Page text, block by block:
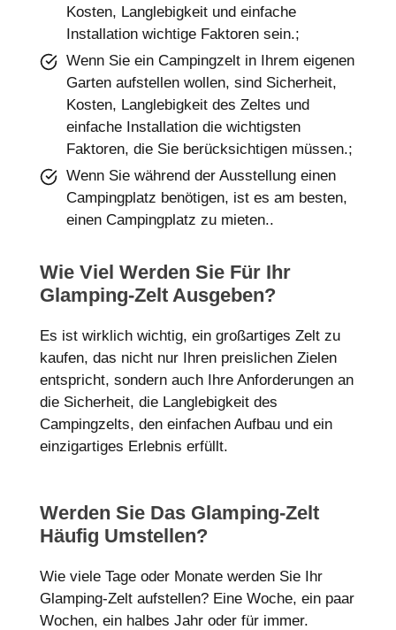
Kosten, Langlebigkeit und einfache
Installation wichtige Faktoren sein.;
Wenn Sie ein Campingzelt in Ihrem eigenen
Garten aufstellen wollen, sind Sicherheit,
Kosten, Langlebigkeit des Zeltes und
einfache Installation die wichtigsten
Faktoren, die Sie berücksichtigen müssen.;
Wenn Sie während der Ausstellung einen
Campingplatz benötigen, ist es am besten,
einen Campingplatz zu mieten..
Wie Viel Werden Sie Für Ihr
Glamping-Zelt Ausgeben?
Es ist wirklich wichtig, ein großartiges Zelt zu
kaufen, das nicht nur Ihren preislichen Zielen
entspricht, sondern auch Ihre Anforderungen an
die Sicherheit, die Langlebigkeit des
Campingzelts, den einfachen Aufbau und ein
einzigartiges Erlebnis erfüllt.
Werden Sie Das Glamping-Zelt
Häufig Umstellen?
Wie viele Tage oder Monate werden Sie Ihr
Glamping-Zelt aufstellen? Eine Woche, ein paar
Wochen, ein halbes Jahr oder für immer.